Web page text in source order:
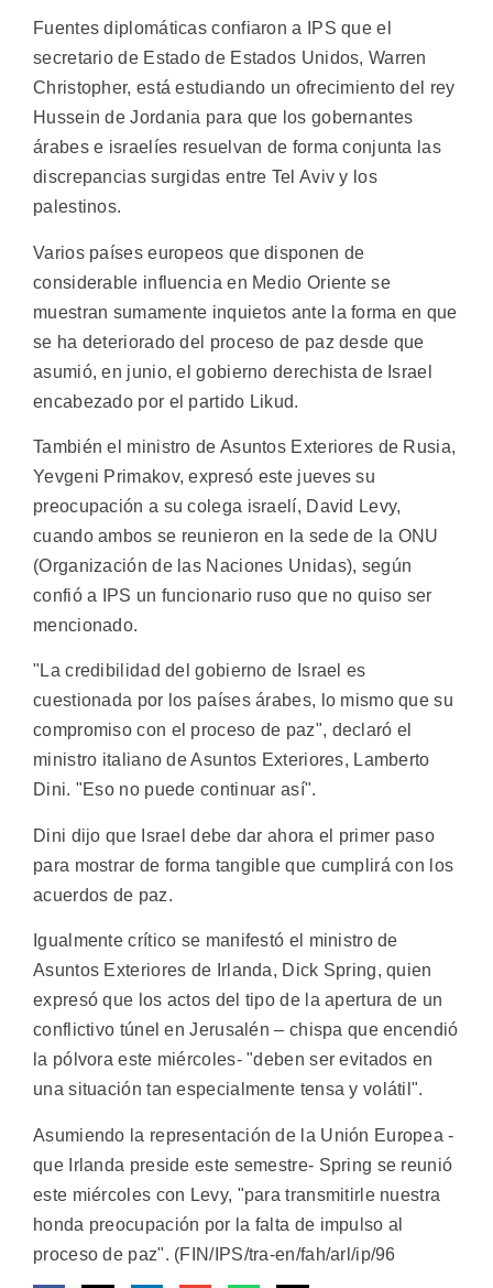
Fuentes diplomáticas confiaron a IPS que el
secretario de Estado de Estados Unidos, Warren
Christopher, está estudiando un ofrecimiento del rey
Hussein de Jordania para que los gobernantes
árabes e israelíes resuelvan de forma conjunta las
discrepancias surgidas entre Tel Aviv y los
palestinos.
Varios países europeos que disponen de
considerable influencia en Medio Oriente se
muestran sumamente inquietos ante la forma en que
se ha deteriorado del proceso de paz desde que
asumió, en junio, el gobierno derechista de Israel
encabezado por el partido Likud.
También el ministro de Asuntos Exteriores de Rusia,
Yevgeni Primakov, expresó este jueves su
preocupación a su colega israelí, David Levy,
cuando ambos se reunieron en la sede de la ONU
(Organización de las Naciones Unidas), según
confió a IPS un funcionario ruso que no quiso ser
mencionado.
"La credibilidad del gobierno de Israel es
cuestionada por los países árabes, lo mismo que su
compromiso con el proceso de paz", declaró el
ministro italiano de Asuntos Exteriores, Lamberto
Dini. "Eso no puede continuar así".
Dini dijo que Israel debe dar ahora el primer paso
para mostrar de forma tangible que cumplirá con los
acuerdos de paz.
Igualmente crítico se manifestó el ministro de
Asuntos Exteriores de Irlanda, Dick Spring, quien
expresó que los actos del tipo de la apertura de un
conflictivo túnel en Jerusalén – chispa que encendió
la pólvora este miércoles- "deben ser evitados en
una situación tan especialmente tensa y volátil".
Asumiendo la representación de la Unión Europea -
que Irlanda preside este semestre- Spring se reunió
este miércoles con Levy, "para transmitirle nuestra
honda preocupación por la falta de impulso al
proceso de paz". (FIN/IPS/tra-en/fah/arl/ip/96